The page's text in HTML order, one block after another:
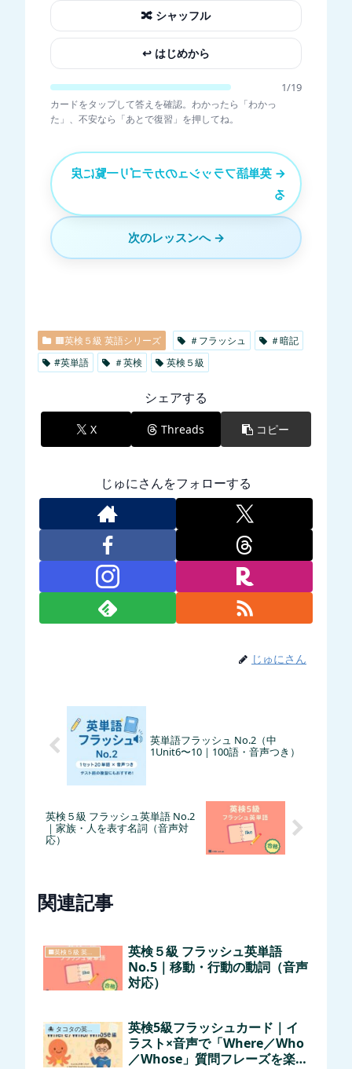
🔀 シャッフル
↩︎ はじめから
1/19
カードをタップして答えを確認。わかったら「わかっ
た」、不安なら「あとで復習」を押してね。
← 英単語フラッシュのカテゴリ一覧に戻
る
次のレッスンへ →
🟧英検５級 英語シリーズ ＃フラッシュ
＃暗記
#英単語
＃英検 英検５級
シェアする
X Threads コピー
じゅにさんをフォローする
じゅにさん
英単語フラッシュ No.2（中
1Unit6〜10｜100語・音声つき）
英検５級 フラッシュ英単語 No.2
｜家族・人を表す名詞（音声対
応）
関連記事
🟧英検５級 英語シリーズ
英検５級 フラッシュ英単語
No.5｜移動・行動の動詞（音声
対応）
🐙 タコタの英語レッスンまとめ
英検5級フラッシュカード｜イ
ラスト×音声で「Where／Who
／Whose」質問フレーズを楽し